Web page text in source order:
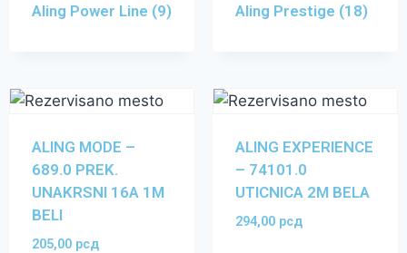
Aling Power Line (9) Aling Prestige (18)
ALING MODE –
689.0 PREK.
UNAKRSNI 16A 1M
BELI
205,00 рсд
ALING EXPERIENCE
– 74101.0
UTICNICA 2M BELA
294,00 рсд